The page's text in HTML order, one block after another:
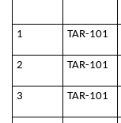
1 TAR-101
2 TAR-101
3 TAR-101